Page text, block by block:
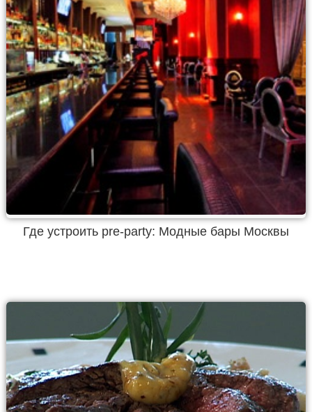
Где устроить pre-party: Модные бары Москвы